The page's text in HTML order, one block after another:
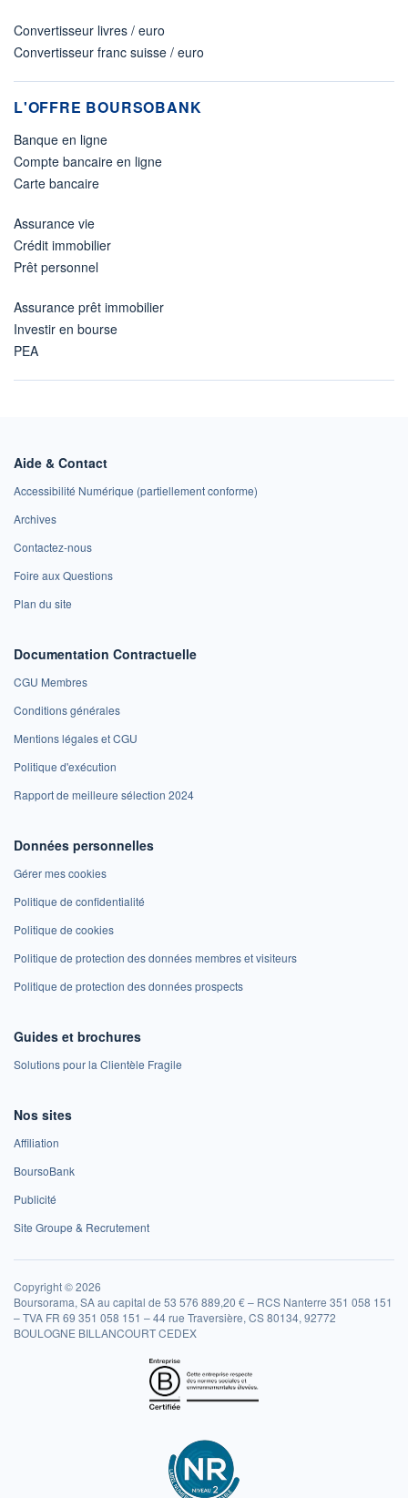
Convertisseur livres / euro
Convertisseur franc suisse / euro
L'OFFRE BOURSOBANK
Banque en ligne
Compte bancaire en ligne
Carte bancaire
Assurance vie
Crédit immobilier
Prêt personnel
Assurance prêt immobilier
Investir en bourse
PEA
Aide & Contact
Accessibilité Numérique (partiellement conforme)
Archives
Contactez-nous
Foire aux Questions
Plan du site
Documentation Contractuelle
CGU Membres
Conditions générales
Mentions légales et CGU
Politique d'exécution
Rapport de meilleure sélection 2024
Données personnelles
Gérer mes cookies
Politique de confidentialité
Politique de cookies
Politique de protection des données membres et visiteurs
Politique de protection des données prospects
Guides et brochures
Solutions pour la Clientèle Fragile
Nos sites
Affiliation
BoursoBank
Publicité
Site Groupe & Recrutement
Copyright © 2026
Boursorama, SA au capital de 53 576 889,20 € – RCS Nanterre 351 058 151
– TVA FR 69 351 058 151 – 44 rue Traversière, CS 80134, 92772
BOULOGNE BILLANCOURT CEDEX